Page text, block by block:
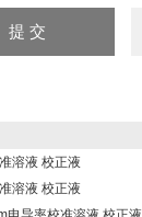
溶液 校正液
溶液 校正液